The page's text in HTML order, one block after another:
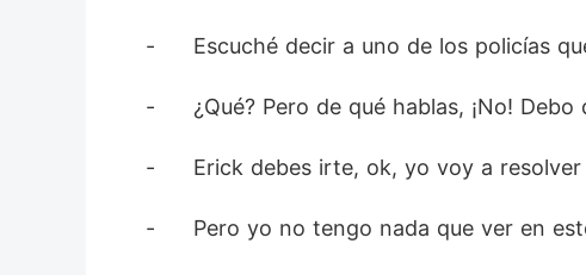
-	Escuché decir a uno de los policías
-	¿Qué? Pero de qué hablas, ¡No!
-	Erick debes irte, ok, yo voy a
-	Pero yo no tengo nada que ver en